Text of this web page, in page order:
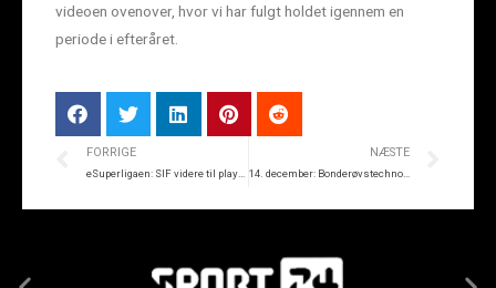
videoen ovenover, hvor vi har fulgt holdet igennem en
periode i efteråret.
FORRIGE NÆSTE
14. december: Bonderøvstechno fra Kjellerup